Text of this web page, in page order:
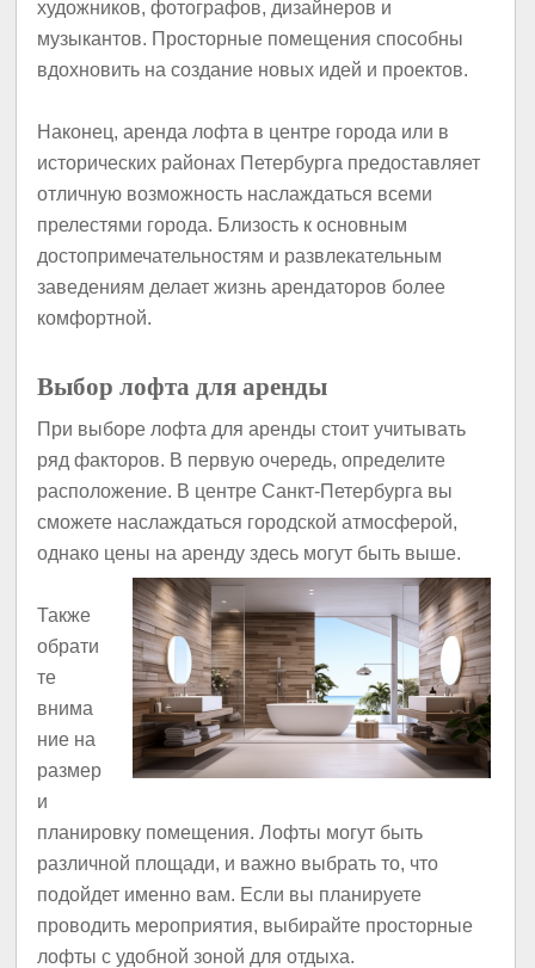
художников, фотографов, дизайнеров и
музыкантов. Просторные помещения способны
вдохновить на создание новых идей и проектов.
Наконец, аренда лофта в центре города или в
исторических районах Петербурга предоставляет
отличную возможность наслаждаться всеми
прелестями города. Близость к основным
достопримечательностям и развлекательным
заведениям делает жизнь арендаторов более
комфортной.
Выбор лофта для аренды
При выборе лофта для аренды стоит учитывать
ряд факторов. В первую очередь, определите
расположение. В центре Санкт-Петербурга вы
сможете наслаждаться городской атмосферой,
однако цены на аренду здесь могут быть выше.
Также
обрати
те
внима
ние на
размер
и
планировку помещения. Лофты могут быть
различной площади, и важно выбрать то, что
подойдет именно вам. Если вы планируете
проводить мероприятия, выбирайте просторные
лофты с удобной зоной для отдыха.